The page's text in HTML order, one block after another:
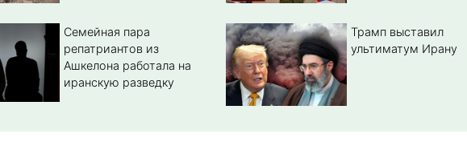
Семейная пара
репатриантов из
Ашкелона работала на
иранскую разведку
Трамп выставил
ультиматум Ирану